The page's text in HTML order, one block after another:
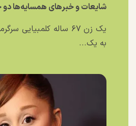
شایعات و خبر‌های همسایه‌ها دو
یک زن ۶۷ ساله کلمبیایی
به یک...